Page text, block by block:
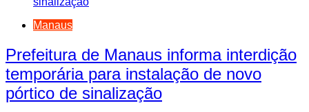
Manaus
Prefeitura de Manaus informa interdição
temporária para instalação de novo
pórtico de sinalização